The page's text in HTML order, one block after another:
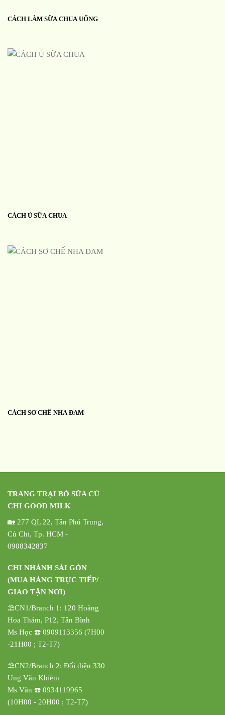
CÁCH LÀM SỮA CHUA UỐNG
CÁCH Ủ SỮA CHUA
CÁCH SƠ CHẾ NHA ĐAM
TRANG TRẠI BÒ SỮA CỦ
CHI GOOD MILK
🏡 277 QL 22, Tân Phú Trung,
Củ Chi, Tp. HCM -
0908342837
CHI NHÁNH SÀI GÒN
(MUA HÀNG TRỰC TIẾP/
GIAO TẬN NƠI)
⛱️CN1/Branch 1: 120 Hoàng
Hoa Thám, P12, Tân Bình
Ms Học ☎️ 0909113356 (7H00
-21H00 ; T2-T7)
⛱️CN2/Branch 2: Đối diện 330
Ung Văn Khiêm
Ms Vân ☎️ 0934119965
(10H00 - 20H00 ; T2-T7)